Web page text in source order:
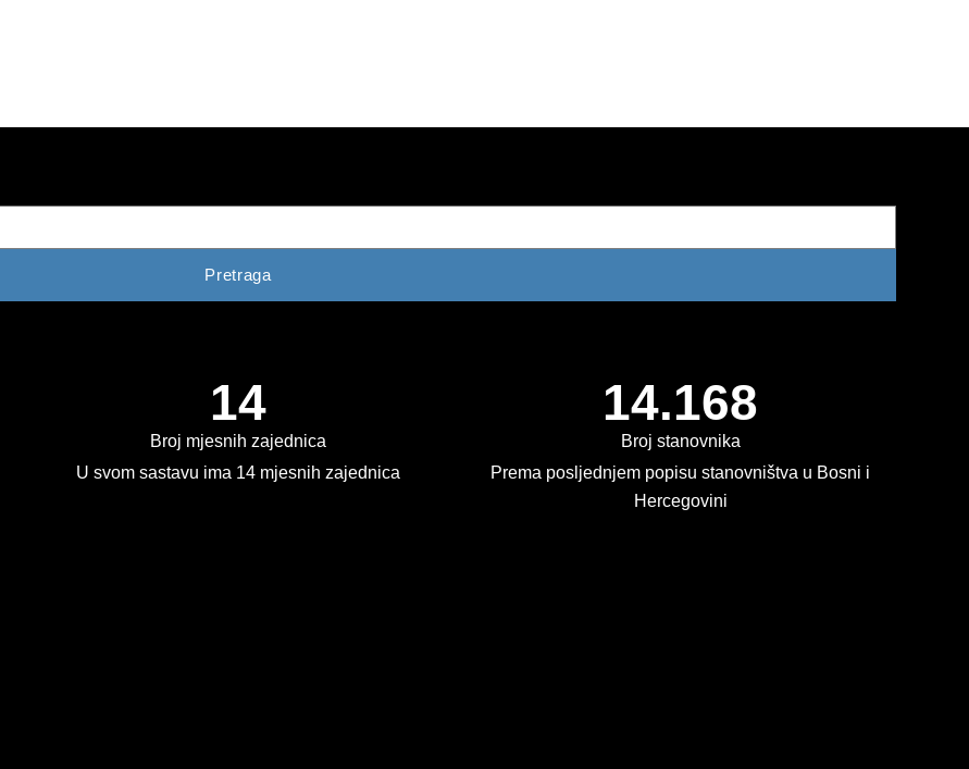
14
Broj mjesnih zajednica
U svom sastavu ima 14 mjesnih zajednica
14.168
Broj stanovnika
Prema posljednjem popisu stanovništva u Bosni i
Hercegovini